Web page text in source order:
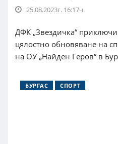
25.08.2023г. 16:17ч.
ДФК „Звездичка“
цялостно обновяване на
на ОУ „Найден Геров“ в
БУРГАС СПОРТ